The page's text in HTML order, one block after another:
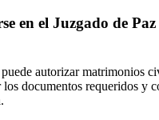
en el Juzgado de Paz
autorizar matrimonios
los documentos requeridos y